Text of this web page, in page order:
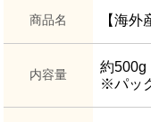
商品名 【海
内容量
約500g
※パッ